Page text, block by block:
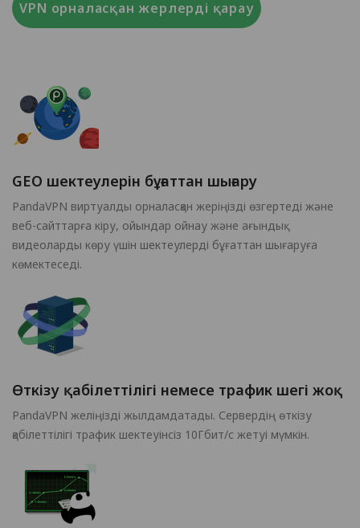
VPN орналасқан жерлерді қарау
GEO шектеулерін бұғаттан шығару
PandaVPN виртуалды орналасқан жеріңізді өзгертеді және
веб-сайттарға кіру, ойындар ойнау және ағындық
видеоларды көру үшін шектеулерді бұғаттан шығаруға
көмектеседі.
Өткізу қабілеттілігі немесе трафик шегі жоқ
PandaVPN желіңізді жылдамдатады. Сервердің өткізу
қабілеттілігі трафик шектеуінсіз 10Гбит/с жетуі мүмкін.